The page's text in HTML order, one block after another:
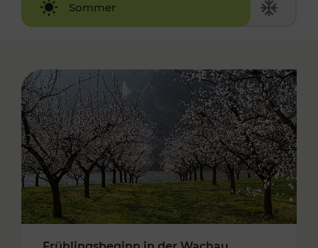
Sommer
Winter